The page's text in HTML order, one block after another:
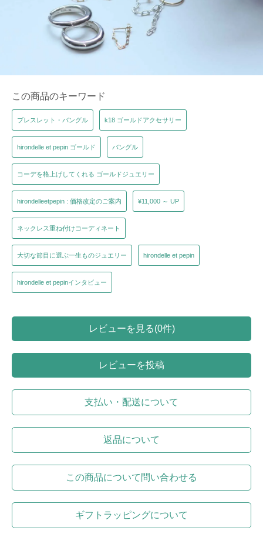
この商品のキーワード
ブレスレット・バングル k18 ゴールドアクセサリー
hirondelle et pepin ゴールド バングル
コーデを格上げしてくれる ゴールドジュエリー
hirondelleetpepin : 価格改定のご案内 ¥11,000 ～ UP
ネックレス重ね付けコーディネート
大切な節目に選ぶ一生ものジュエリー hirondelle et pepin
hirondelle et pepinインタビュー
レビューを見る(0件)
レビューを投稿
支払い・配送について
返品について
この商品について問い合わせる
ギフトラッピングについて